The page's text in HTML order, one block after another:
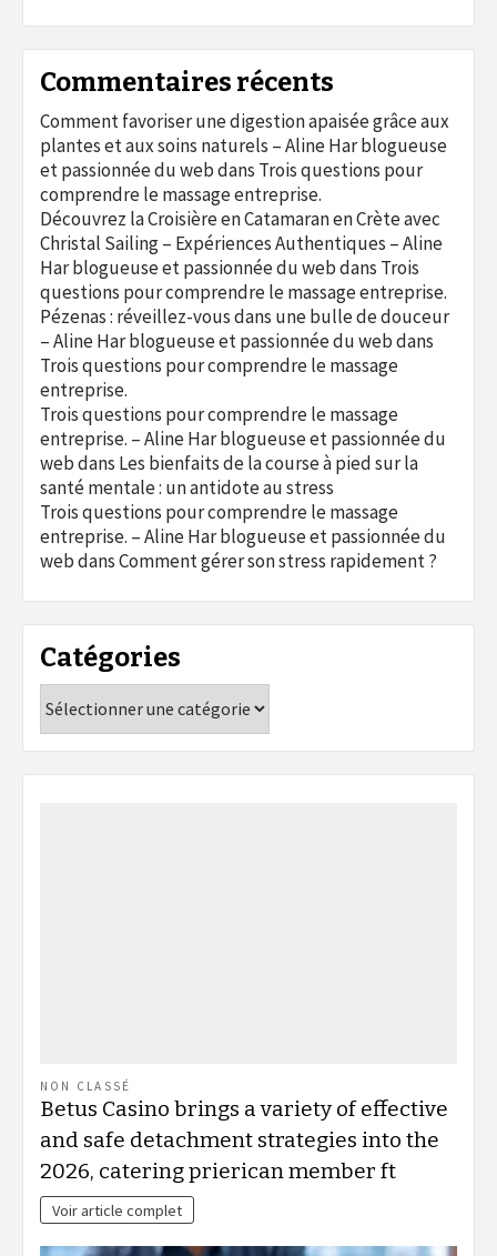
Commentaires récents
Comment favoriser une digestion apaisée grâce aux
plantes et aux soins naturels – Aline Har blogueuse
et passionnée du webdans Trois questions pour
comprendre le massage entreprise.
Découvrez la Croisière en Catamaran en Crète avec
Christal Sailing – Expériences Authentiques – Aline
Har blogueuse et passionnée du webdans Trois
questions pour comprendre le massage entreprise.
Pézenas : réveillez-vous dans une bulle de douceur
– Aline Har blogueuse et passionnée du webdans
Trois questions pour comprendre le massage
entreprise.
Trois questions pour comprendre le massage
entreprise. – Aline Har blogueuse et passionnée du
webdans Les bienfaits de la course à pied sur la
santé mentale : un antidote au stress
Trois questions pour comprendre le massage
entreprise. – Aline Har blogueuse et passionnée du
webdansComment gérer son stress rapidement ?
Catégories
NON CLASSÉ
Betus Casino brings a variety of effective
and safe detachment strategies into the
2026, catering prierican member ft
Voir article complet